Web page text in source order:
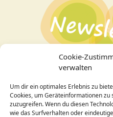
Cookie-
verwalten
Um dir ein optimales Erlebnis zu
Cookies, um Geräteinformationen
zuzugreifen. Wenn du diesen
wie das Surfverhalten oder
Bei Interesse an den
Newsletteranmelden!